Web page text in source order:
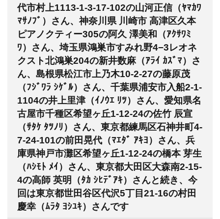
代市村上1113-1-3-17-102の山河正信（ﾔﾏｶﾜ
ﾏｻﾉﾌﾞ）さん、神奈川県 川崎市 高津区久本
ピアノクティー305の阿久 澤美和（ｱｸｻﾜﾐ
ﾜ）さん、埼玉県鴻巣市すみれ野4−3レオネ
クスト北鴻巣204の新井数麻（ｱﾗｲ ｶｽﾞﾏ）さ
ん、島根県松江市上乃木10-2-27の藤原茂
（ﾌｼﾞﾜﾗ ｼｹﾞﾙ）さん、千葉県浦安市入船2-1-
1104の井上里津（ｲﾉｳｴ ﾘﾂ）さん、愛知県名
古屋市千種区希望ヶ丘1-12-24の佐竹 辰宣
（ｻﾀｹ ﾀﾂﾉﾘ）さん、東京都練馬区石神井町4-
7-24-101の前田晃代（ﾏｴﾀﾞ ｱｷﾖ）さん、兵
庫県神戸市灘区希望ヶ丘1-12-24の橋本 芽生
（ﾊｼﾓﾄ ﾒｲ）さん、東京都大田区大森南2-15-
4の高師 英明（ﾀｶ ｼﾋﾃﾞｱｷ）さんと続き、今
回は東京都世田谷区代沢5丁目21-16の村田
慶幸（ﾑﾗﾀ ﾖｼﾕｷ）さんです